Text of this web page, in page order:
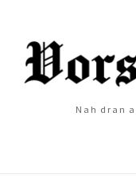
Nah dran